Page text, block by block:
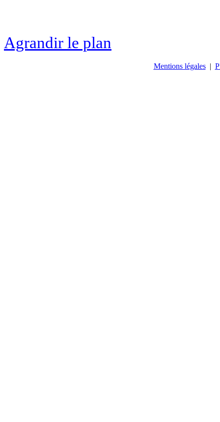
Agrandir le plan
Mentions légales |